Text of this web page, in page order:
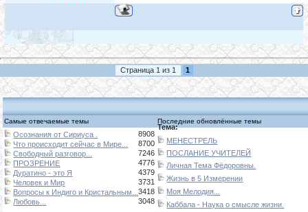
Страница 1 из 1 1
Самые отвечаемые темы Последние обновлённые темы
Осознания от Сириуса .
8908
Что происходит сейчас в Мире...
8700
Свободный разговор...
7246
ПРОЗРЕНИЕ
4776
Дуратино - это Я
4379
Человек и Мир
3731
Вопросы к Индиго и Кристальным...3418
Любовь...
3048
Тема:
МЕНЕСТРЕЛЬ
ПОСЛАНИЕ УЧИТЕЛЕЙ
Личная Тема Фёдоровны.
Жизнь в 5 Измерении
Моя Мелодия...
Каббала - Наука о смысле жизни.